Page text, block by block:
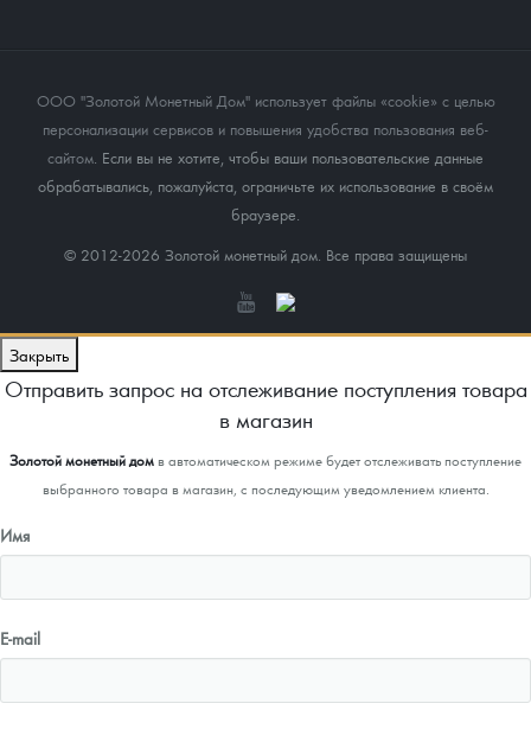
ООО "Золотой Монетный Дом" использует файлы «cookie» с целью
персонализации сервисов и повышения удобства пользования веб-
сайтом. Если вы не хотите, чтобы ваши пользовательские данные
обрабатывались, пожалуйста, ограничьте их использование в своём
браузере.
© 2012-2026 Золотой монетный дом. Все права защищены
Закрыть
Отправить запрос на отслеживание поступления товара
в магазин
Золотой монетный домв автоматическом режиме будет отслеживать поступление
выбранного товара в магазин, с последующим уведомлением клиента.
Имя
E-mail